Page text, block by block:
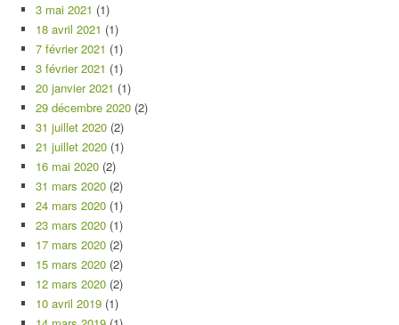
3 mai 2021 (1)
18 avril 2021 (1)
7 février 2021 (1)
3 février 2021 (1)
20 janvier 2021 (1)
29 décembre 2020 (2)
31 juillet 2020 (2)
21 juillet 2020 (1)
16 mai 2020 (2)
31 mars 2020 (2)
24 mars 2020 (1)
23 mars 2020 (1)
17 mars 2020 (2)
15 mars 2020 (2)
12 mars 2020 (2)
10 avril 2019 (1)